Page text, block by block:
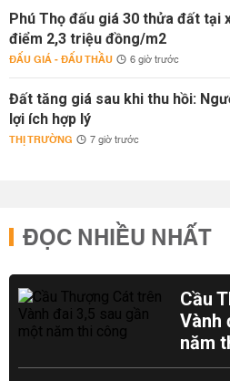
Phú Thọ đấu giá 30 thửa đất tại
điểm 2,3 triệu đồng/m2
ĐẤU GIÁ - ĐẤU THẦU 6 giờ trước
Đất tăng giá sau khi thu hồi:
lợi ích hợp lý
THỊ TRƯỜNG 7 giờ trước
ĐỌC NHIỀU NHẤT
Cầu
Vành
năm